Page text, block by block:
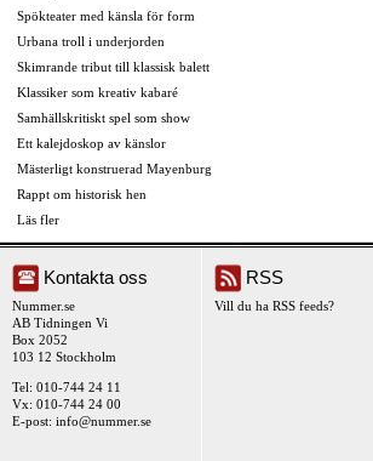
Spökteater med känsla för form
Urbana troll i underjorden
Skimrande tribut till klassisk balett
Klassiker som kreativ kabaré
Samhällskritiskt spel som show
Ett kalejdoskop av känslor
Mästerligt konstruerad Mayenburg
Rappt om historisk hen
Läs fler
Kontakta oss
Nummer.se
AB Tidningen Vi
Box 2052
103 12 Stockholm
Tel: 010-744 24 11
Vx: 010-744 24 00
E-post: info@nummer.se
RSS
Vill du ha RSS feeds?